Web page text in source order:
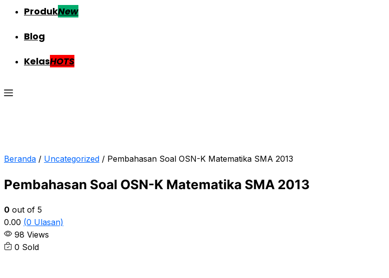
ProdukNew
Blog
KelasHOTS
Beranda / Uncategorized / Pembahasan Soal OSN-K Matematika SMA 2013
Pembahasan Soal OSN-K Matematika SMA 2013
0 out of 5
0.00 (0 Ulasan)
98 Views
0 Sold